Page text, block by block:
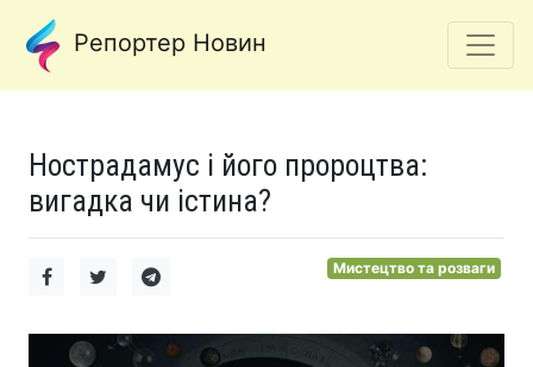
Репортер Новин
Нострадамус і його пророцтва:
вигадка чи істина?
Мистецтво та розваги